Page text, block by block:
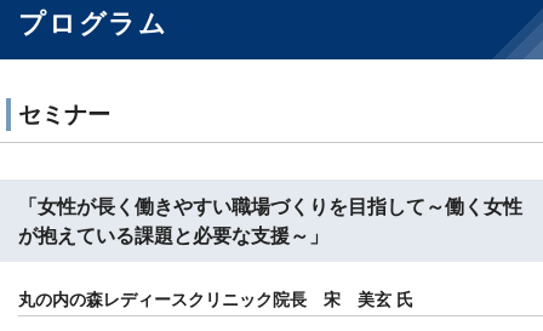
プログラム
セミナー
「女性が長く働きやすい職場づくりを目指して～働く女性
が抱えている課題と必要な支援～」
丸の内の森レディースクリニック院長 宋 美玄 氏